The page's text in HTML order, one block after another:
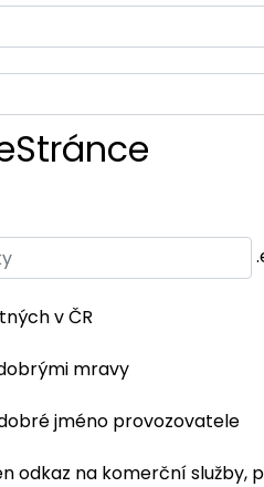
v ČR
mravy
jméno provozovatele
odkaz na komerční služby,